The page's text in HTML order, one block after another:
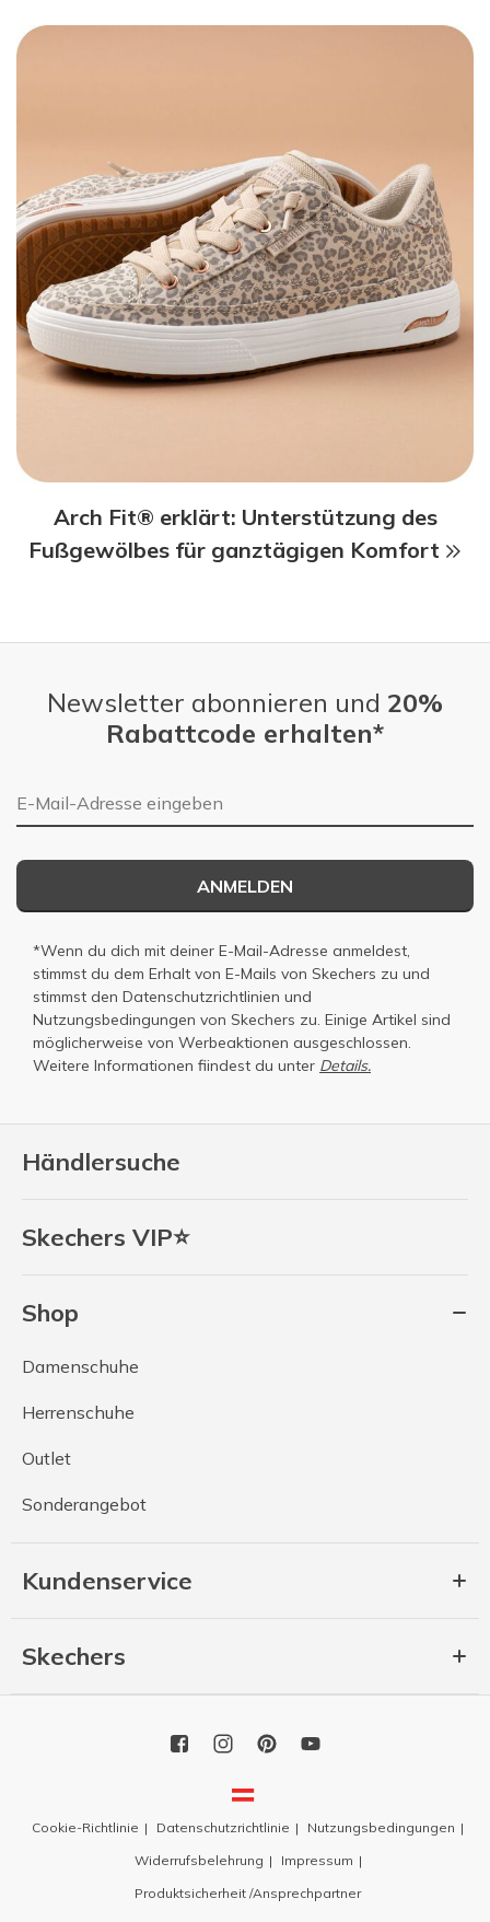
Arch Fit® erklärt: Unterstützung des
Fußgewölbes für ganztägigen Komfort
Händlersuche
Skechers VIP⭐
Shop
Damenschuhe
Herrenschuhe
Outlet
Sonderangebot
Kundenservice
Skechers
Newsletter abonnieren und 20%
Rabattcode erhalten*
E-Mail-Adresse
ANMELDEN
*Wenn du dich mit deiner E-Mail-Adresse anmeldest,
stimmst du dem Erhalt von E-Mails von Skechers zu und
stimmst den Datenschutzrichtlinien und
Nutzungsbedingungen von Skechers zu. Einige Artikel sind
möglicherweise von Werbeaktionen ausgeschlossen.
Weitere Informationen fiindest du unter Details.
Cookie-Richtlinie Datenschutzrichtlinie
Nutzungsbedingungen
Widerrufsbelehrung
Impressum
Produktsicherheit /Ansprechpartner